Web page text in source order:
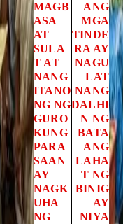
MAGB
ASA
AT
SULA
T AT
NANG
ITANO
NG NG
GURO
KUNG
PARA
SAAN
AY
NAGK
UHA
NG
ANG
MGA
TINDE
RA AY
NAGU
LAT
NANG
DALHI
N NG
BATA
ANG
LAHA
T NG
BINIG
AY
NIYA